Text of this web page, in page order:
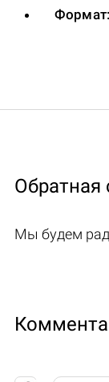
Формат:
Обратная
Мы будем